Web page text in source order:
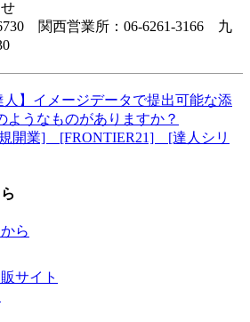
関西営業所：06-6261-3166 九
人】イメージデータで提出可能な添
ようなものがありますか？
開業] [FRONTIER21] [達人シリ
ら